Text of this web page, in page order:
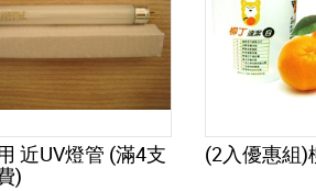
(2入優惠組)柳丁速潔-白
(2